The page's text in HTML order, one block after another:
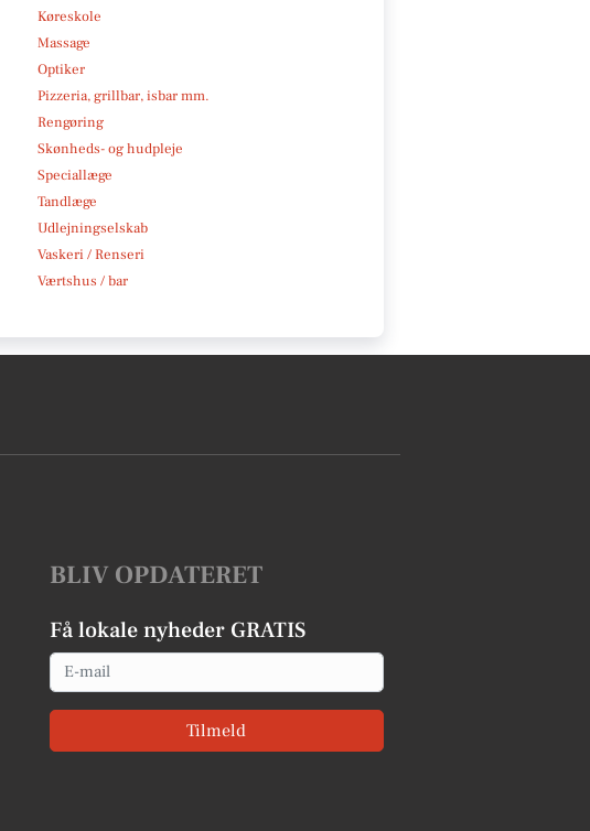
Køreskole
Massage
Optiker
Pizzeria, grillbar, isbar mm.
Rengøring
Skønheds- og hudpleje
Speciallæge
Tandlæge
Udlejningselskab
Vaskeri / Renseri
Værtshus / bar
BLIV OPDATERET
Få lokale nyheder GRATIS
Email
Tilmeld